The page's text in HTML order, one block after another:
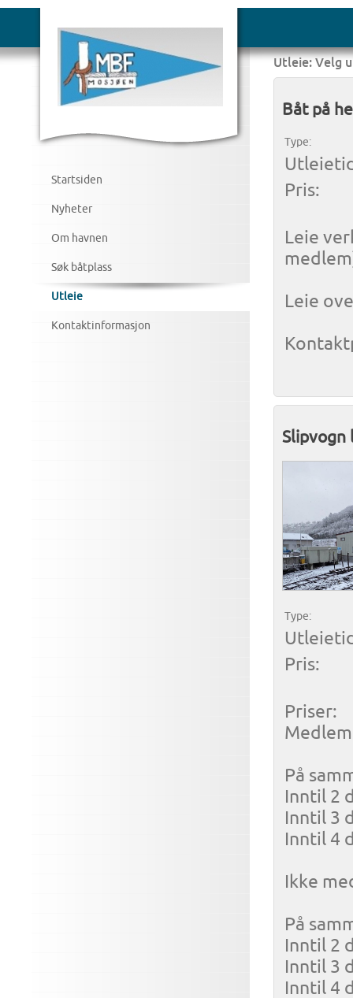
Startsiden
Nyheter
Om havnen
Søk båtplass
Utleie
Kontaktinformasjon
Utleie: Velg
Båt på
Type:
Pris:
Leie
Leie
Slipvogn
Type:
Pris:
Priser:
På
Inntil 2
Inntil 3
Inntil 4
Ikke
På
Inntil 2
Inntil 3
Inntil 4